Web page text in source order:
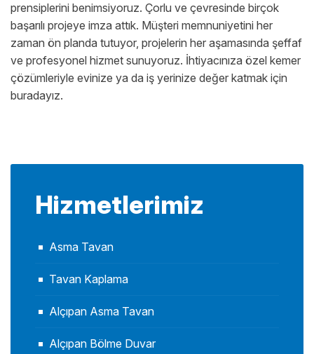
Hizmetlerimiz
Asma Tavan
Tavan Kaplama
Alçıpan Asma Tavan
Alçıpan Bölme Duvar
prensiplerini benimsiyoruz. Çorlu ve çevresinde birçok
başarılı projeye imza attık. Müşteri memnuniyetini her
zaman ön planda tutuyor, projelerin her aşamasında şeffaf
ve profesyonel hizmet sunuyoruz. İhtiyacınıza özel kemer
çözümleriyle evinize ya da iş yerinize değer katmak için
buradayız.